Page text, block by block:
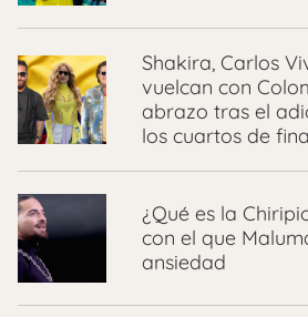
Shakira, Carlos
vuelcan con
abrazo tras el
los cuartos de
¿Qué es la
con el que
ansiedad